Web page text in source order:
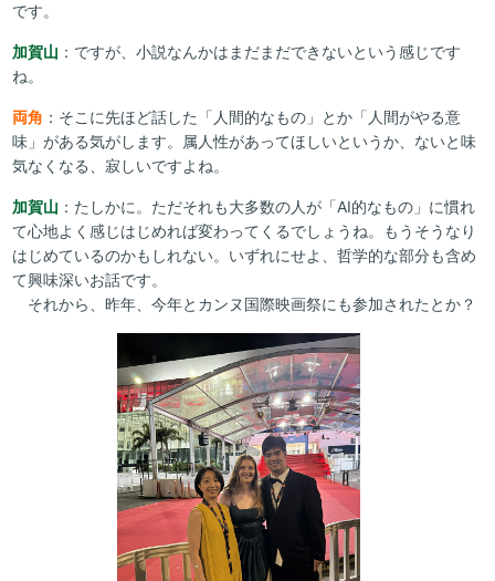
です。
加賀山 ：ですが、小説なんかはまだまだできないという感じです
ね。
両角 ：そこに先ほど話した「人間的なもの」とか「人間がやる意
味」がある気がします。属人性があってほしいというか、ないと味
気なくなる、寂しいですよね。
加賀山 ：たしかに。ただそれも大多数の人が「AI的なもの」に慣れ
て心地よく感じはじめれば変わってくるでしょうね。もうそうなり
はじめているのかもしれない。いずれにせよ、哲学的な部分も含め
て興味深いお話です。
それから、昨年、今年とカンヌ国際映画祭にも参加されたとか？